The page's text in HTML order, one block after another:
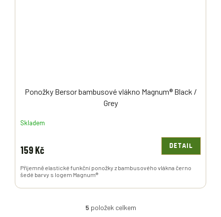
Ponožky Bersor bambusové vlákno Magnum® Black /
Grey
Skladem
159 Kč DETAIL
Příjemně elastické funkční ponožky z bambusového vlákna černo
šedé barvy s logem Magnum®
O
5 položek celkem